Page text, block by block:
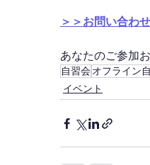
＞＞お問い合わ
あなたのご参加
自習会オフライン
イベント